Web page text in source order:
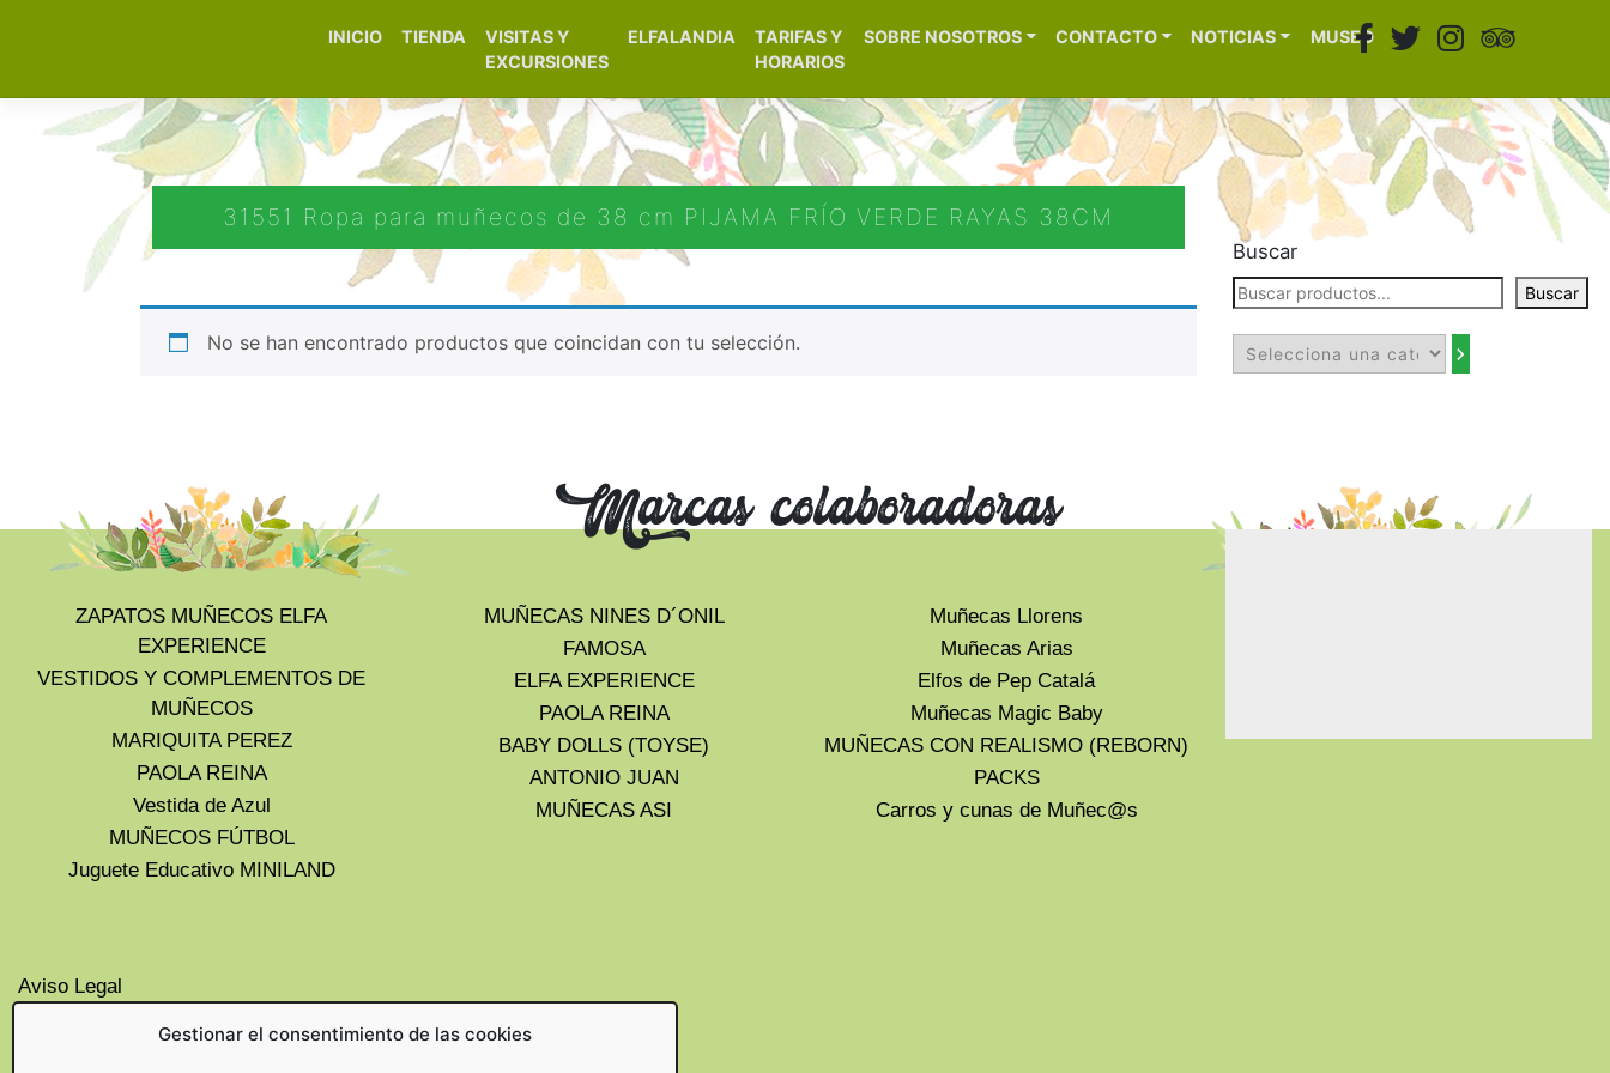
Gestionar el consentimiento de las cookies
Elfa Experience – Onil – Alicante
INICIO TIENDA
VISITAS Y
EXCURSIONES
ELFALANDIA
TARIFAS Y
HORARIOS
SOBRE NOSOTROS CONTACTO NOTICIAS MUSEO
31551 Ropa para muñecos de 38 cm PIJAMA FRÍO VERDE RAYAS 38CM
No se han encontrado productos que coincidan con tu selección.
Buscar
Buscar
Marcas colaboradoras
ZAPATOS MUÑECOS ELFA
EXPERIENCE
VESTIDOS Y COMPLEMENTOS DE
MUÑECOS
MARIQUITA PEREZ
PAOLA REINA
Vestida de Azul
MUÑECOS FÚTBOL
Juguete Educativo MINILAND
Aviso Legal
MUÑECAS NINES D´ONIL
FAMOSA
ELFA EXPERIENCE
PAOLA REINA
BABY DOLLS (TOYSE)
ANTONIO JUAN
MUÑECAS ASI
Muñecas Llorens
Muñecas Arias
Elfos de Pep Catalá
Muñecas Magic Baby
MUÑECAS CON REALISMO (REBORN)
PACKS
Carros y cunas de Muñec@s